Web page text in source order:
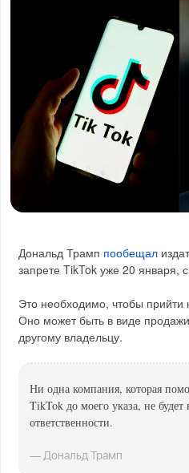
Дональд Трамп пообещал
запрете TikTok уже 20 января,
Это необходимо, чтобы прийти
Оно может быть в виде
другому владельцу.
Ни одна компания, которая
TikTok до моего указа, не будет
ответственности.
— Дональд Трамп